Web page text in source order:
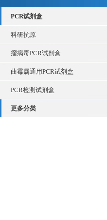
PCR试剂盒
科研抗原
瘤病毒PCR试剂盒
曲霉属通用PCR试剂盒
PCR检测试剂盒
更多分类